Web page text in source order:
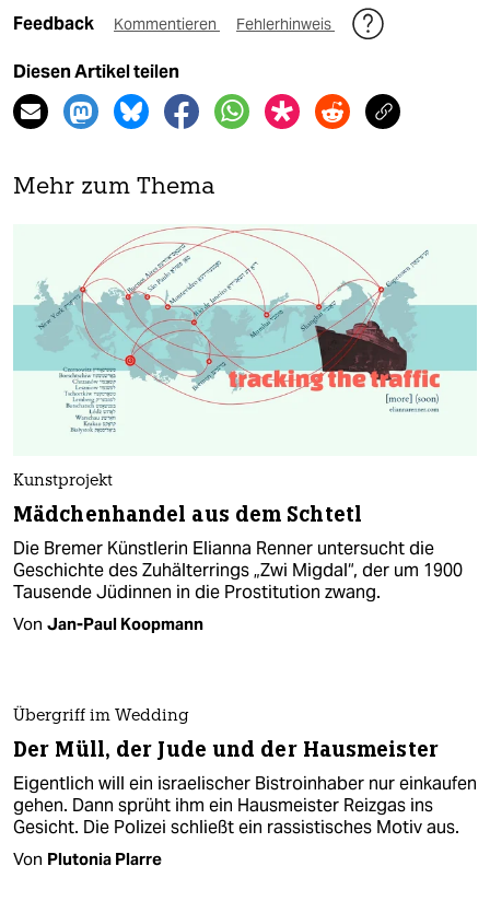
Feedback Kommentieren Fehlerhinweis
Diesen Artikel teilen
Mehr zum Thema
Kunstprojekt
Mädchenhandel aus dem Schtetl
Die Bremer Künstlerin Elianna Renner untersucht die
Geschichte des Zuhälterrings „Zwi Migdal“, der um 1900
Tausende Jüdinnen in die Prostitution zwang.
Von Jan-Paul Koopmann
Übergriff im Wedding
Der Müll, der Jude und der Hausmeister
Eigentlich will ein israelischer Bistroinhaber nur einkaufen
gehen. Dann sprüht ihm ein Hausmeister Reizgas ins
Gesicht. Die Polizei schließt ein rassistisches Motiv aus.
Von Plutonia Plarre